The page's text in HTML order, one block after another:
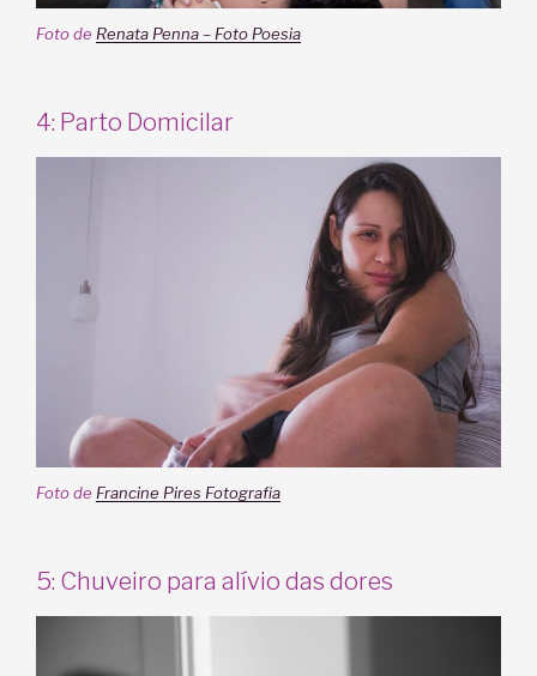
Foto de Renata Penna – Foto Poesia
4: Parto Domicilar
Foto de Francine Pires Fotografia
5: Chuveiro para alívio das dores